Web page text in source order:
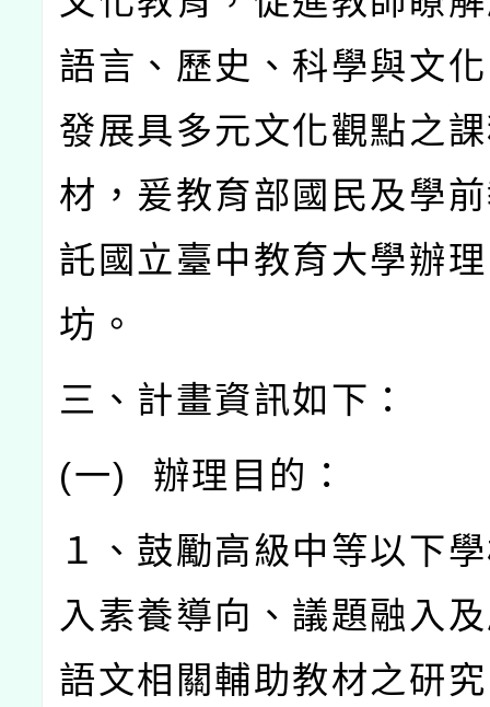
語言、歷史、科學與文
發展具多元文化觀點之
材，爰教育部國民及學
託國立臺中教育大學辦
坊。
三、計畫資訊如下：
(一) 辦理目的：
１、鼓勵高級中等以下
入素養導向、議題融入
語文相關輔助教材之研